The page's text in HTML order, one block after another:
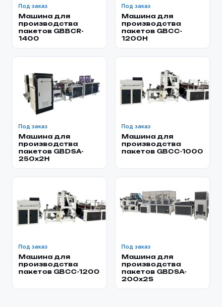
Под заказ
Машина для
производства
пакетов GBBCR-
1400
Под заказ
Машина для
производства
пакетов GBCC-
1200H
Под заказ
Машина для
производства
пакетов GBDSA-
250x2H
Под заказ
Машина для
производства
пакетов GBCC-1000
Под заказ
Машина для
производства
пакетов GBCC-1200
Под заказ
Машина для
производства
пакетов GBDSA-
200x2S